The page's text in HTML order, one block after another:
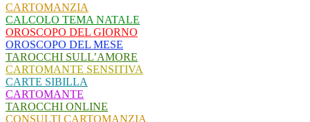
CARTOMANZIA
CALCOLO TEMA NATALE
OROSCOPO DEL GIORNO
OROSCOPO DEL MESE
TAROCCHI SULL’AMORE
CARTOMANTE SENSITIVA
CARTE SIBILLA
CARTOMANTE
TAROCCHI ONLINE
CONSULTI CARTOMANZIA